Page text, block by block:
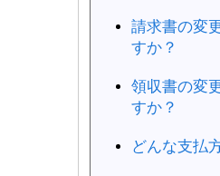
請求書の変
すか？
領収書の変
すか？
どんな支払